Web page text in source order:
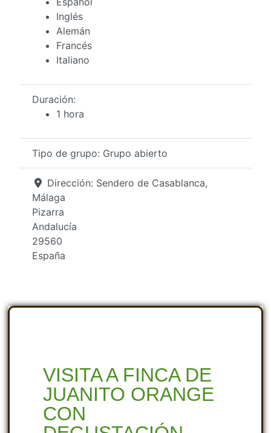
Inglés
Alemán
Francés
Italiano
Duración:
1 hora
Tipo de grupo: Grupo abierto
Dirección: Sendero de Casablanca,
Málaga
Pizarra
Andalucía
29560
España